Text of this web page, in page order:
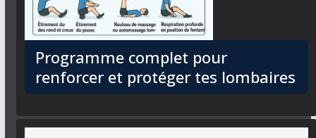
Programme complet pour
renforcer et protéger tes lombaires